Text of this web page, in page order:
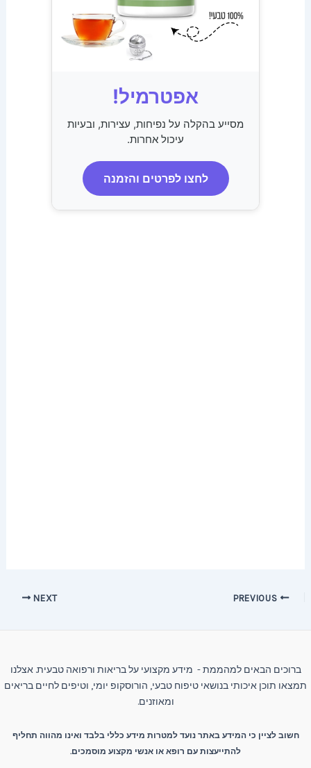
אפטרמיל!
מסייע בהקלה על נפיחות, עצירות, ובעיות
עיכול אחרות.
לחצו לפרטים והזמנה
Post
NEXT
ברוכים הבאים למהממת - מידע מקצועי על בריאות ורפואה טבעית. אצלנו
תמצאו תוכן איכותי בנושאי טיפוח טבעי, הורוסקופ יומי, וטיפים לחיים בריאים
ומאוזנים.
חשוב לציין כי המידע באתר נועד למטרות מידע כללי בלבד ואינו מהווה תחליף
להתייעצות עם רופא או אנשי מקצוע מוסמכים.